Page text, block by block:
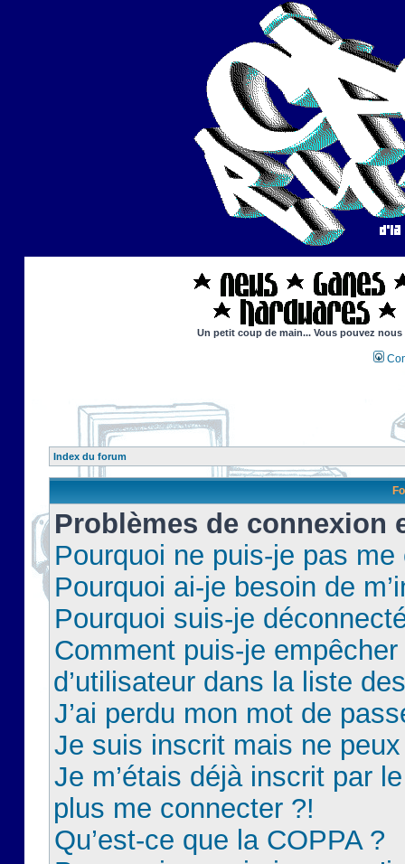
Un petit coup de main... Vous pouvez
Index du forum
Problèmes de connexion
Pourquoi ne puis-je pas
Pourquoi ai-je besoin de
Pourquoi suis-je
Comment puis-je
d’utilisateur dans la liste
J’ai perdu mon mot de
Je suis inscrit mais ne
Je m’étais déjà inscrit par
plus me connecter ?!
Qu’est-ce que la COPPA ?